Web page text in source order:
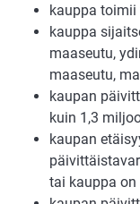
kauppa toimii
kauppa
maaseutu,
maaseutu,
kaupan
kuin 1,3
kaupan
tai kauppa